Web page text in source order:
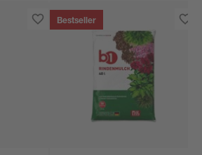
Bestseller